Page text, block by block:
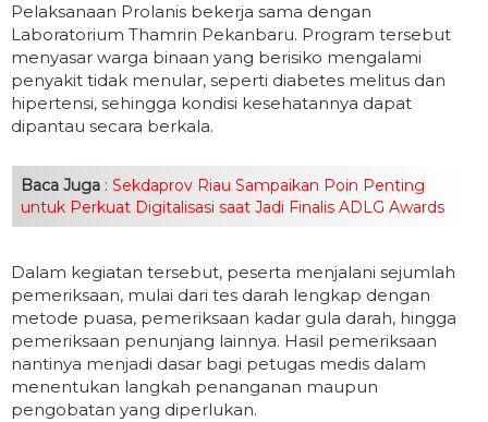
Pelaksanaan Prolanis bekerja sama dengan
Laboratorium Thamrin Pekanbaru. Program tersebut
menyasar warga binaan yang berisiko mengalami
penyakit tidak menular, seperti diabetes melitus dan
hipertensi, sehingga kondisi kesehatannya dapat
dipantau secara berkala.
Baca Juga : Sekdaprov Riau Sampaikan Poin Penting
untuk Perkuat Digitalisasi saat Jadi Finalis ADLG Awards
Dalam kegiatan tersebut, peserta menjalani sejumlah
pemeriksaan, mulai dari tes darah lengkap dengan
metode puasa, pemeriksaan kadar gula darah, hingga
pemeriksaan penunjang lainnya. Hasil pemeriksaan
nantinya menjadi dasar bagi petugas medis dalam
menentukan langkah penanganan maupun
pengobatan yang diperlukan.